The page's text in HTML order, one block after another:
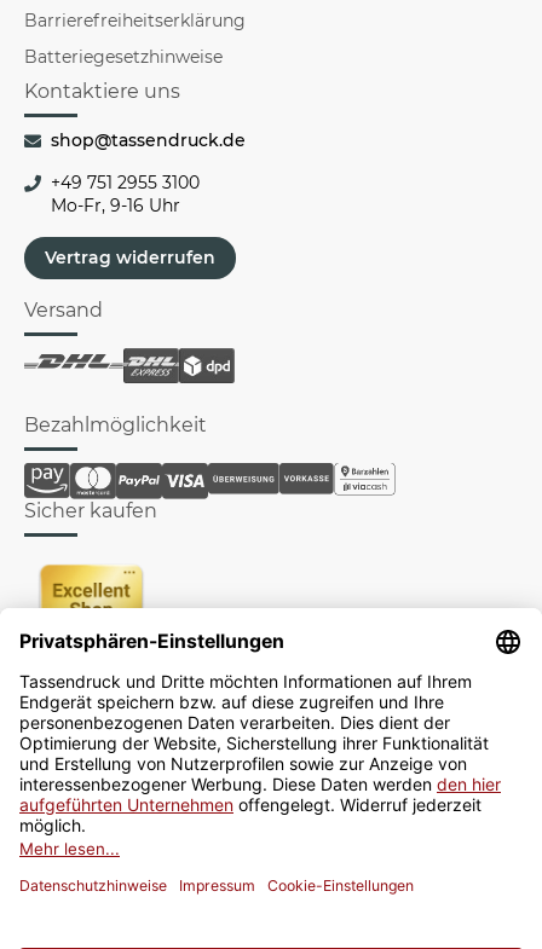
Barrierefreiheitserklärung
Batteriegesetzhinweise
Kontaktiere uns
shop@tassendruck.de
+49 751 2955 3100
Mo-Fr, 9-16 Uhr
Vertrag widerrufen
Versand
Bezahlmöglichkeit
Sicher kaufen
Newsletter